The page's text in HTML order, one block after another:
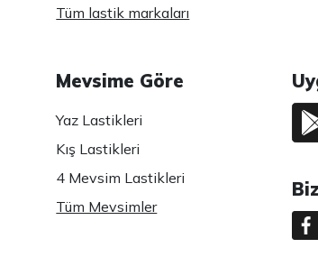
Tüm lastik markaları
Mevsime Göre
Yaz Lastikleri
Kış Lastikleri
4 Mevsim Lastikleri
Tüm Mevsimler